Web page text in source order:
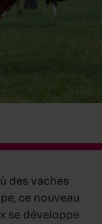
des vaches
ce nouveau
se développe